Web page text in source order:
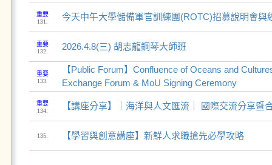
重要
131.
今天中午大學儲備軍官訓練團(ROTC)招募說明會與
重要
132.
2026.4.8(三) 胡志龍鋼琴大師班
重要
133.
【Public Forum】Confluence of Oceans and
Exchange Forum & MoU Signing Ceremony
重要
134.
【講座分享】｜海洋與人文匯流｜ 國際交流分享暨
135. 【學習與創意講座】新鮮人求職搶先必學攻略